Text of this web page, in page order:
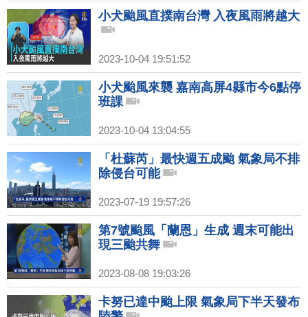
小犬颱風直撲南台灣 入夜風雨將越大
2023-10-04 19:51:52
小犬颱風來襲 嘉南高屏4縣市今6點停
班課
2023-10-04 13:04:55
「杜蘇芮」最快週五成颱 氣象局不排
除侵台可能
2023-07-19 19:57:26
第7號颱風「蘭恩」生成 週末可能出
現三颱共舞
2023-08-08 19:03:26
卡努已達中颱上限 氣象局下半天發布